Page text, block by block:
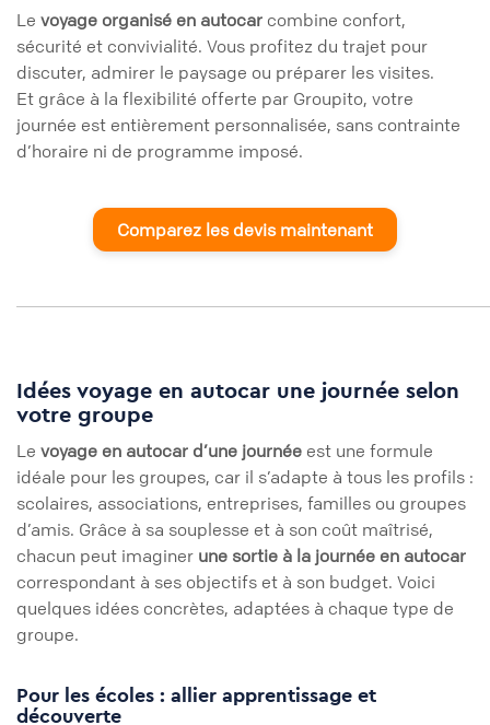
Le voyage organisé en autocar combine confort,
sécurité et convivialité. Vous profitez du trajet pour
discuter, admirer le paysage ou préparer les visites.
Et grâce à la flexibilité offerte par Groupito, votre
journée est entièrement personnalisée, sans contrainte
d’horaire ni de programme imposé.
Comparez les devis maintenant
Idées voyage en autocar une journée selon
votre groupe
Le voyage en autocar d’une journée est une formule
idéale pour les groupes, car il s’adapte à tous les profils :
scolaires, associations, entreprises, familles ou groupes
d’amis. Grâce à sa souplesse et à son coût maîtrisé,
chacun peut imaginer une sortie à la journée en autocar
correspondant à ses objectifs et à son budget. Voici
quelques idées concrètes, adaptées à chaque type de
groupe.
Pour les écoles : allier apprentissage et
découverte